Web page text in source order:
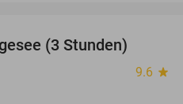
(3 Stunden)
9.6 star